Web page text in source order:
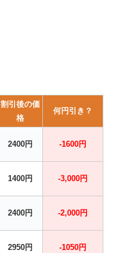
割引後の価
格
何円引き？
2400円 -1600円
1400円 -3,000円
2400円 -2,000円
2950円 -1050円